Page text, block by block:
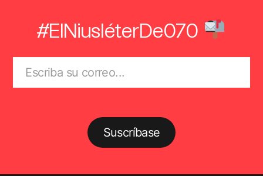
#ElNiusléterDe070
Suscríbase